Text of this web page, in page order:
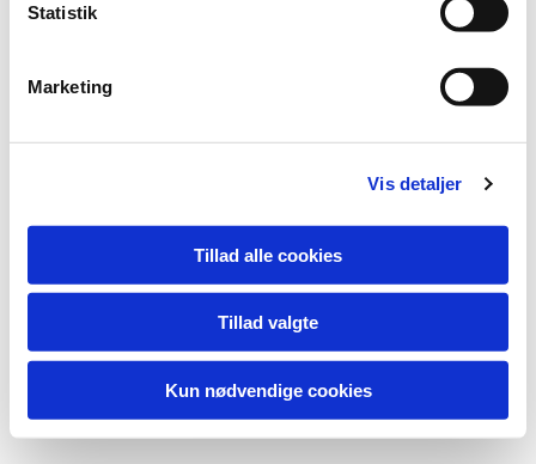
Statistik
Marketing
Vis detaljer
Tillad alle cookies
Tillad valgte
Kun nødvendige cookies